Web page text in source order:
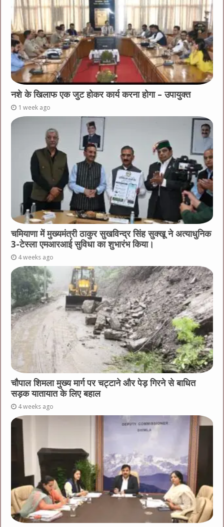
नशे के खिलाफ एक जुट होकर कार्य करना होगा – उपायुक्त
1 week ago
चमियाणा में मुख्यमंत्री ठाकुर सुखविन्द्र सिंह सुक्खू ने अत्याधुनिक
3-टेस्ला एमआरआई सुविधा का शुभारंभ किया।
4 weeks ago
चौपाल शिमला मुख्य मार्ग पर चट्टाने और पेड़ गिरने से बाधित
सड़क यातायात के लिए बहाल
4 weeks ago